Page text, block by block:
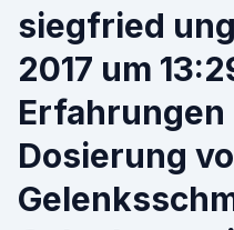
siegfried
2017 um
Erfahrungen
Dosierung